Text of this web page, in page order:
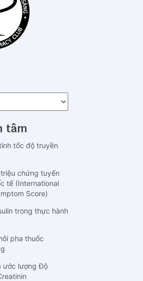
tâm
tốc độ truyền
chứng tuyến
tế (International
Score)
trong thực hành
pha thuốc
ước lượng Độ